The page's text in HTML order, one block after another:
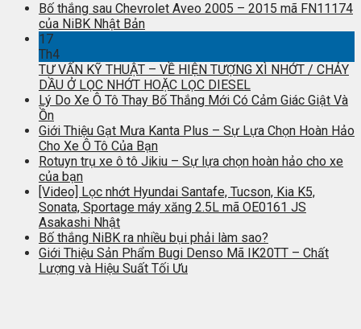
Bố thắng sau Chevrolet Aveo 2005 – 2015 mã FN11174
của NiBK Nhật Bản
17
Th4
TƯ VẤN KỸ THUẬT – VỀ HIỆN TƯỢNG XÌ NHỚT / CHẢY
DẦU Ở LỌC NHỚT HOẶC LỌC DIESEL
Lý Do Xe Ô Tô Thay Bố Thắng Mới Có Cảm Giác Giật Và
Ồn
Giới Thiệu Gạt Mưa Kanta Plus – Sự Lựa Chọn Hoàn Hảo
Cho Xe Ô Tô Của Bạn
Rotuyn trụ xe ô tô Jikiu – Sự lựa chọn hoàn hảo cho xe
của bạn
[Video] Lọc nhớt Hyundai Santafe, Tucson, Kia K5,
Sonata, Sportage máy xăng 2.5L mã OE0161 JS
Asakashi Nhật
Bố thắng NiBK ra nhiều bụi phải làm sao?
Giới Thiệu Sản Phẩm Bugi Denso Mã IK20TT – Chất
Lượng và Hiệu Suất Tối Ưu